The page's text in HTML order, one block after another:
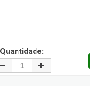
Quantidade: